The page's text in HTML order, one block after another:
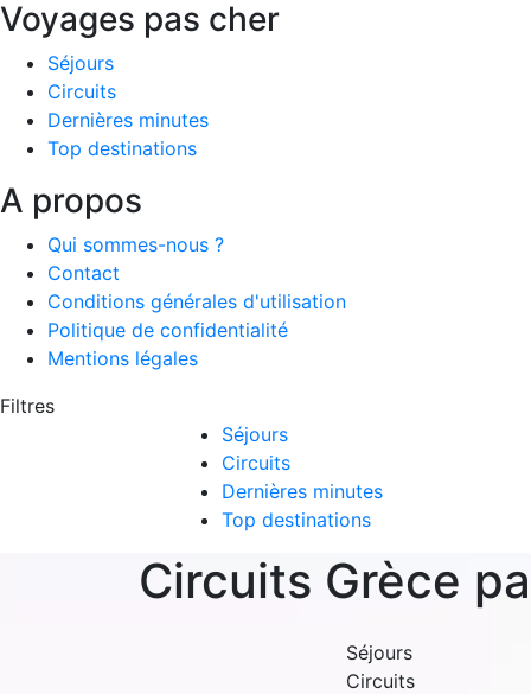
Voyages pas cher
Séjours
Circuits
Dernières minutes
Top destinations
A propos
Qui sommes-nous ?
Contact
Conditions générales d'utilisation
Politique de confidentialité
Mentions légales
Filtres
Séjours
Circuits
Dernières minutes
Top destinations
Circuits Grèce
Séjours
Circuits